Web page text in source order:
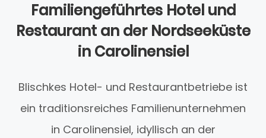
Familiengeführtes Hotel und
Restaurant an der Nordseeküste
in Carolinensiel
Blischkes Hotel- und Restaurantbetriebe ist
ein traditionsreiches Familienunternehmen
in Carolinensiel, idyllisch an der